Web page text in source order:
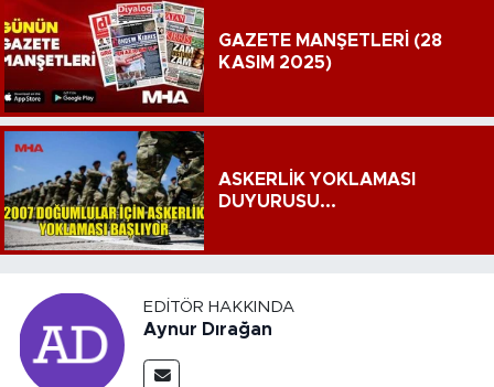
GAZETE MANŞETLERİ (28
KASIM 2025)
ASKERLİK YOKLAMASI
DUYURUSU...
EDITÖR HAKKINDA
Aynur Dırağan